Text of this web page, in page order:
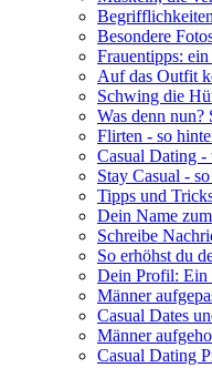
Besondere
Frauentipps:
Auf das Outfit
Schwing die
Was denn nun?
Flirten - so
Casual Dating -
Stay Casual -
Tipps und
Dein Name
Schreibe
So erhöhst du
Dein Profil: Ein
Männer
Casual Dates
Männer
Casual Dating